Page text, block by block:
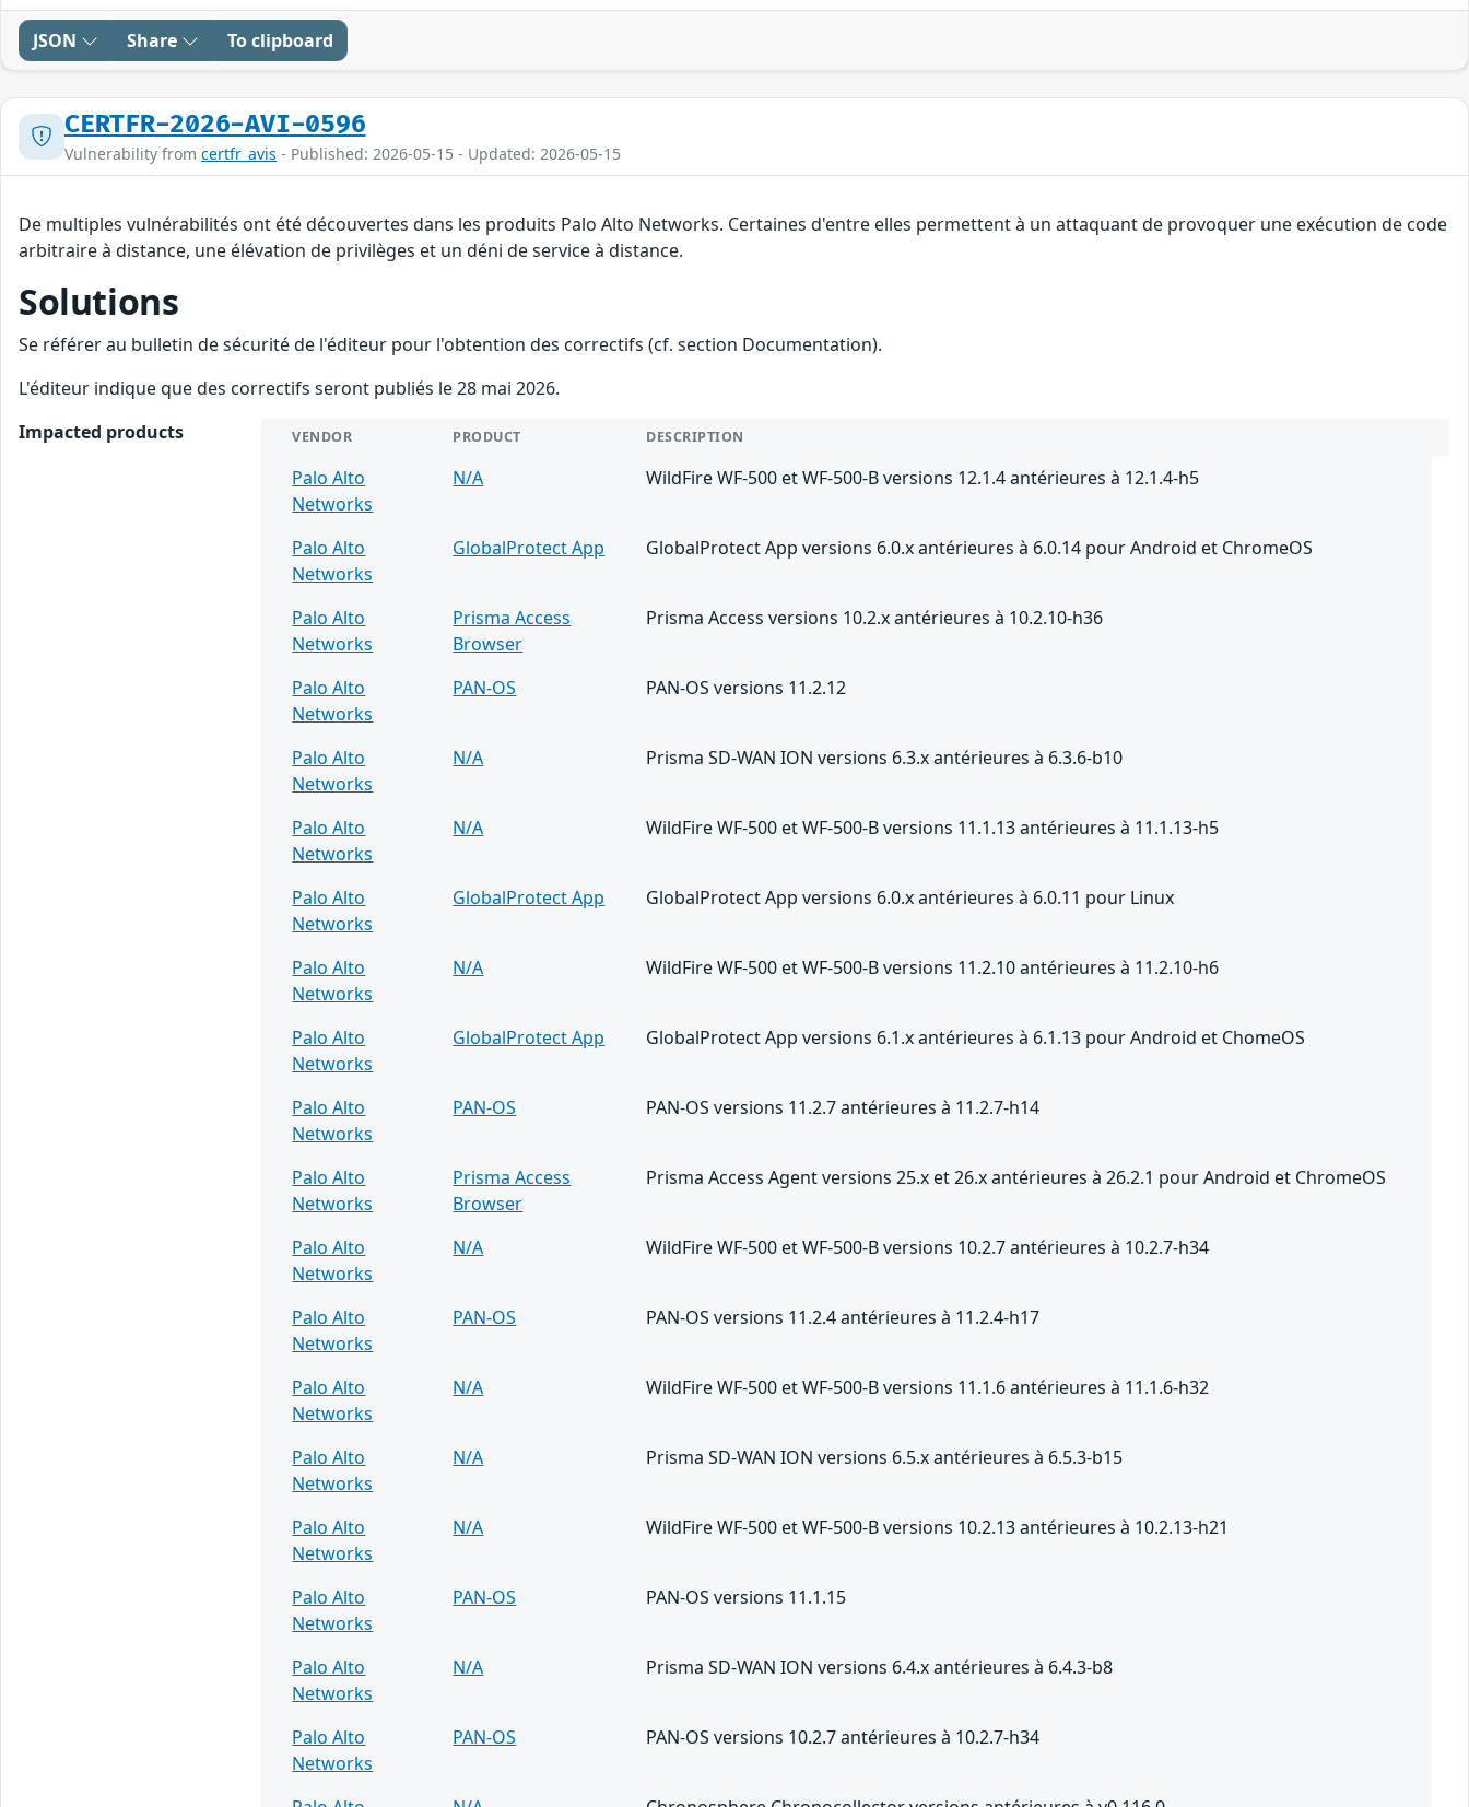
JSON Share To clipboard
CERTFR-2026-AVI-0596
Vulnerability from certfr_avis - Published: 2026-05-15 - Updated: 2026-05-15
De multiples vulnérabilités ont été découvertes dans les produits Palo Alto Networks. Certaines d'entre elles permettent à un attaquant de provoquer une exécution de code
arbitraire à distance, une élévation de privilèges et un déni de service à distance.
Solutions
Se référer au bulletin de sécurité de l'éditeur pour l'obtention des correctifs (cf. section Documentation).
L'éditeur indique que des correctifs seront publiés le 28 mai 2026.
Impacted products
VENDOR PRODUCT DESCRIPTION
Palo Alto
Networks
N/A WildFire WF-500 et WF-500-B versions 12.1.4 antérieures à 12.1.4-h5
Palo Alto
Networks
GlobalProtect App GlobalProtect App versions 6.0.x antérieures à 6.0.14 pour Android et ChromeOS
Palo Alto
Networks
Prisma Access
Browser
Prisma Access versions 10.2.x antérieures à 10.2.10-h36
Palo Alto
Networks
PAN-OS PAN-OS versions 11.2.12
Palo Alto
Networks
N/A Prisma SD-WAN ION versions 6.3.x antérieures à 6.3.6-b10
Palo Alto
Networks
N/A WildFire WF-500 et WF-500-B versions 11.1.13 antérieures à 11.1.13-h5
Palo Alto
Networks
GlobalProtect App GlobalProtect App versions 6.0.x antérieures à 6.0.11 pour Linux
Palo Alto
Networks
N/A WildFire WF-500 et WF-500-B versions 11.2.10 antérieures à 11.2.10-h6
Palo Alto
Networks
GlobalProtect App GlobalProtect App versions 6.1.x antérieures à 6.1.13 pour Android et ChomeOS
Palo Alto
Networks
PAN-OS PAN-OS versions 11.2.7 antérieures à 11.2.7-h14
Palo Alto
Networks
Prisma Access
Browser
Prisma Access Agent versions 25.x et 26.x antérieures à 26.2.1 pour Android et ChromeOS
Palo Alto
Networks
N/A WildFire WF-500 et WF-500-B versions 10.2.7 antérieures à 10.2.7-h34
Palo Alto
Networks
PAN-OS PAN-OS versions 11.2.4 antérieures à 11.2.4-h17
Palo Alto
Networks
N/A WildFire WF-500 et WF-500-B versions 11.1.6 antérieures à 11.1.6-h32
Palo Alto
Networks
N/A Prisma SD-WAN ION versions 6.5.x antérieures à 6.5.3-b15
Palo Alto
Networks
N/A WildFire WF-500 et WF-500-B versions 10.2.13 antérieures à 10.2.13-h21
Palo Alto
Networks
PAN-OS PAN-OS versions 11.1.15
Palo Alto
Networks
N/A Prisma SD-WAN ION versions 6.4.x antérieures à 6.4.3-b8
Palo Alto
Networks
PAN-OS PAN-OS versions 10.2.7 antérieures à 10.2.7-h34